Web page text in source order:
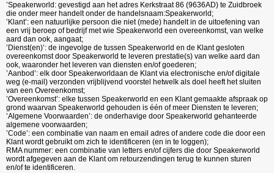
’Speakerworld: gevestigd aan het adres Kerkstraat 86 (9636AD) te Zuidbroek
die onder meer handelt onder de handelsnaam:Speakerworld;
’Klant’: een natuurlijke persoon die niet (mede) handelt in de uitoefening van
een vrij beroep of bedrijf met wie Speakerworld een overeenkomst, van welke
aard dan ook, aangaat;
’Dienst(en)’: de ingevolge de tussen Speakerworld en de Klant gesloten
overeenkomst door Speakerworld te leveren prestatie(s) van welke aard dan
ook, waaronder het leveren van diensten en/of goederen;
’Aanbod’: elk door Speakerworldaan de Klant via electronische en/of digitale
weg (e-mail) verzonden vrijblijvend voorstel hetwelk als doel heeft het sluiten
van een Overeenkomst;
’Overeenkomst’: elke tussen Speakerworld en een Klant gemaakte afspraak op
grond waarvan Speakerworld gehouden is één of meer Diensten te leveren;
’Algemene Voorwaarden’: de onderhavige door Speakerworld gehanteerde
algemene voorwaarden;
’Code’: een combinatie van naam en email adres of andere code die door een
Klant wordt gebruikt om zich te identificeren (en in te loggen);
RMA nummer: een combinatie van letters en/of cijfers die door Speakerworld
wordt afgegeven aan de Klant om retourzendingen terug te kunnen sturen
en/of te identificeren.